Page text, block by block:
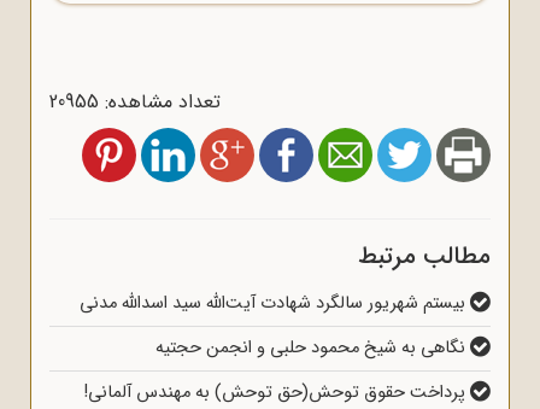
تعداد مشاهده: 20955
مطالب مرتبط
بیستم شهریور سالگرد شهادت آیت‌الله سید اسدالله مدنی
نگاهی به شیخ محمود حلبی و انجمن حجتیه
پرداخت حقوق توحش(حق توحش) به مهندس آلمانی!